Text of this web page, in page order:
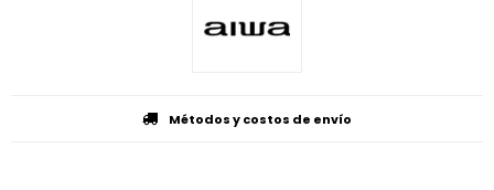
Métodos y costos de envío